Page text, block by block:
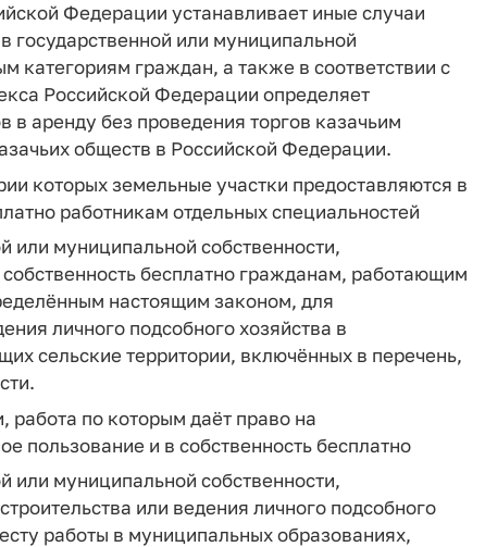
Федерации устанавливает иные случаи
государственной или муниципальной
категориям граждан, а также в соответствии с
Российской Федерации определяет
в аренду без проведения торгов казачьим
обществ в Российской Федерации.
которых земельные участки предоставляются в
работникам отдельных специальностей
или муниципальной собственности,
бесплатно гражданам, работающим
настоящим законом, для
личного подсобного хозяйства в
сельские территории, включённых в перечень,
работа по которым даёт право на
пользование и в собственность бесплатно
или муниципальной собственности,
или ведения личного подсобного
работы в муниципальных образованиях,